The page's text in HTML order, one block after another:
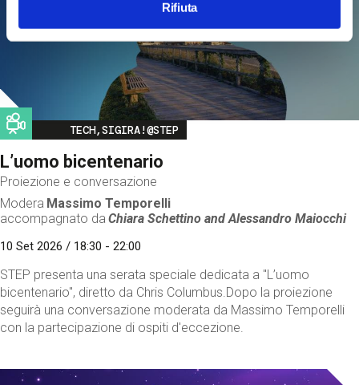
Rifiuta
Image
TECH,SIGIRA!@STEP
L’uomo bicentenario
Proiezione e conversazione
Modera Massimo Temporelli
accompagnato da Chiara Schettino andAlessandro Maiocchi
10 Set 2026 / 18:30 - 22:00
STEP presenta una serata speciale dedicata a "L’uomo
bicentenario", diretto da Chris Columbus.Dopo la proiezione
seguirà una conversazione moderata da Massimo Temporelli
con la partecipazione di ospiti d'eccezione.